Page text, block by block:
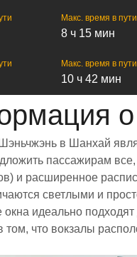
Макс. время в пути
8 ч 15 мин
Макс. время в пути
10 ч 42 мин
в Шанхай
пассажирам
и расширенное
светлыми и
идеально
что вокзалы